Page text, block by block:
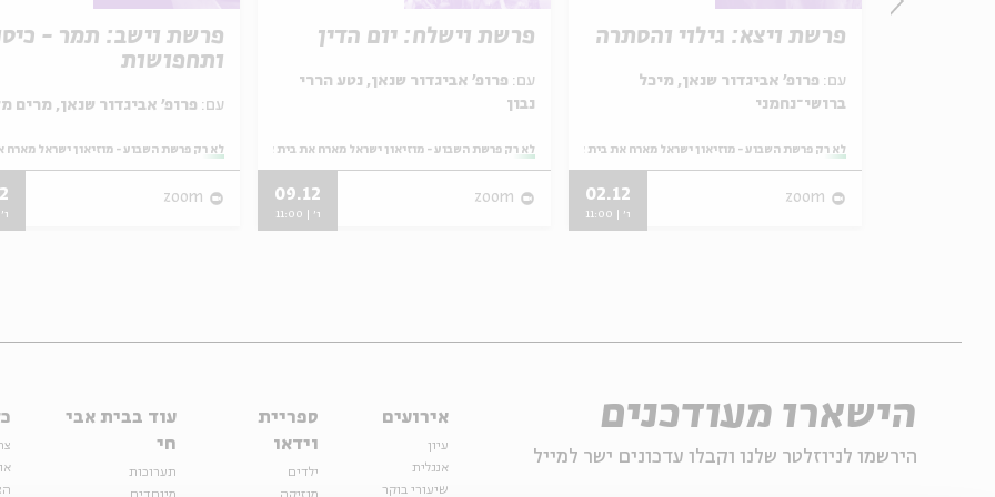
פרשת וישב: תמר -
ותחפושות
עם:
מתוך:
לא רק פרשת השבוע - מוזיאון ישראל מארח
zoom
ו' |
פרשת וישלח: יום הדין
עם: פרופ' אביגדור שנאן, נטע הררי
נבון
מתוך:
לא רק פרשת השבוע - מוזיאון ישראל מארח את בית אבי חי
zoom
09.12
ו' | 11:00
פרשת ויצא: גילוי והסתרה
עם: פרופ' אביגדור שנאן, מיכל
ברושי־נחמני
מתוך:
לא רק פרשת השבוע - מוזיאון ישראל מארח את בית אבי חי
zoom
02.12
ו' | 11:00
הישארו מעודכנים
הירשמו לניוזלטר שלנו וקבלו עדכונים ישר למייל
אירועים
עיון
אנגלית
שיעורי בוקר
ספריית
וידאו
ילדים
עוד בבית אבי
חי
תערוכות